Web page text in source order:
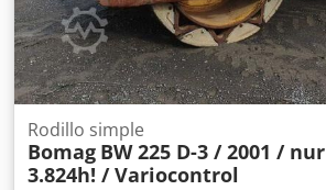
Rodillo simple
Bomag BW 225 D-3 / 2001 / nur
3.824h! / Variocontrol